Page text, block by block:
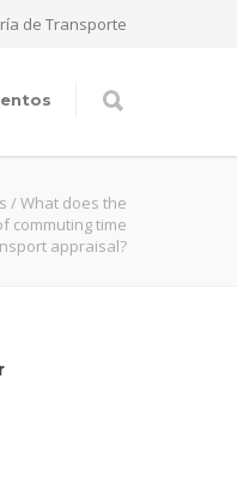
de Transporte
/What does the
commuting time
appraisal?